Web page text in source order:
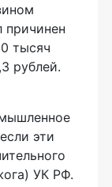
тысяч
рублей.
эти
УК РФ.